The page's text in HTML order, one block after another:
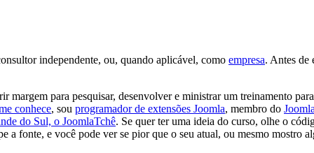
independente, ou, quando aplicável, como empresa. Antes de
margem para pesquisar, desenvolver e ministrar um treinamento
conhece, sou programador de extensões Joomla, membro do
do Sul, o JoomlaTchê. Se quer ter uma ideia do curso, olhe o
a fonte, e você pode ver se pior que o seu atual, ou mesmo mostro